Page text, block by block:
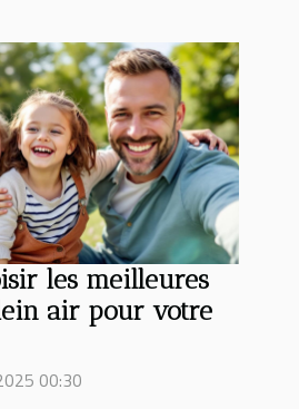
les meilleures
air pour votre
00:30